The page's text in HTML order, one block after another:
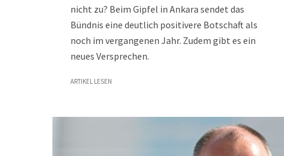
nicht zu? Beim Gipfel in Ankara sendet das
Bündnis eine deutlich positivere Botschaft als
noch im vergangenen Jahr. Zudem gibt es ein
neues Versprechen.
ARTIKEL LESEN